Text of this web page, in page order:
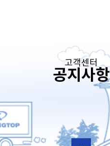
고객센터
공지사항